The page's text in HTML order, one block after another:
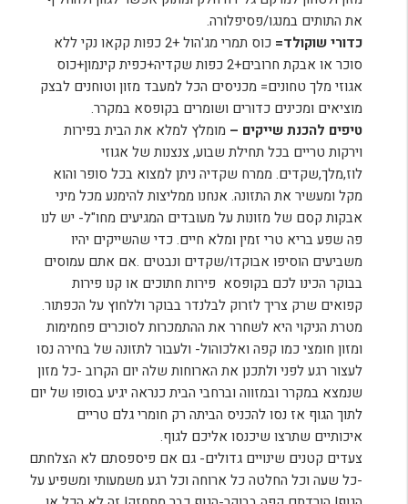
את התותים במנגו/פסיפלורה.
כדורי שוקולד=
כוס תמרי מג'הול +2 כפות קקאו נקי ללא
סוכר או אבקת חרובים+2 כפות שקדיה+כפית קינמון+כוס
אגוזי מלך טחונים= מכניסים הכל למעבד מזון וטוחנים לבצק
מוציאים ומכינים כדורים ושומרים בקופסא במקרר.
טיפים להכנת שייקים – מומלץ למלא את הבית בפירות
וירקות טריים בכל תחילת שבוע, צנצנות של אגוזי
לוז,מלך,שקדים. ממרח שקדיה ניתן למצוא בכל סופר והוא
מקל ומעשיר את התזונה. אנחנו ממליצות להימנע מכל מיני
אבקות קסם של מזונות על מעובדים המגיעים מחו"ל- יש לנו
פה שפע בריא טרי זמין ומלא חיים. כדי שהשייקים יהיו
משביעים הוסיפו אבוקדו/שקדים ונבטים .אם אתם עמוסים
בבוקר הכינו לכם בקופסא פירות חתוכים או קנו פירות
קפואים שרק צריך לזרוק לבלנדר בבוקר וללחוץ על הכפתור.
מטרת הניקוי היא לשחרר את ההתמכרות לסוכרים פחמימות
ומזון חומצי כמו קפה ואלכוהול- ולעבור לתזונה של בחירה נסו
לעצור רגע לפני ולתכנן את הארוחות שלה יום הקרוב -כל מזון
שנמצא במקרר ובמזווה וברחבי הבית כנראה יגיע בסופו של יום
לתוך הגוף אז נסו להכניס הביתה רק חומרי גלם טריים
איכותיים שתרצו שיכנסו אליכם לגוף.
צעדים קטנים שינויים גדולים- גם אם פיספסתם לא הצלחתם
-כל שעה וכל החלטה כל ארוחה וכל רגע משמעותי ומשפיע על